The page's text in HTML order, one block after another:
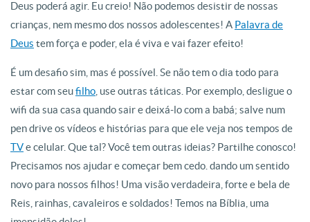
Deus poderá agir. Eu creio! Não podemos desistir de nossas
crianças, nem mesmo dos nossos adolescentes! A Palavra de
Deus tem força e poder, ela é viva e vai fazer efeito!
É um desafio sim, mas é possível. Se não tem o dia todo para
estar com seufilho , use outras táticas. Por exemplo, desligue o
wifi da sua casa quando sair e deixá-lo com a babá; salve num
pen drive os vídeos e histórias para que ele veja nos tempos de
TVe celular. Que tal? Você tem outras ideias? Partilhe conosco!
Precisamos nos ajudar e começar bem cedo. dando um sentido
novo para nossos filhos! Uma visão verdadeira, forte e bela de
Reis, rainhas, cavaleiros e soldados! Temos na Bíblia, uma